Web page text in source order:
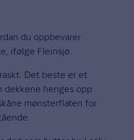
du oppbevarer
ifølge Fleinsjø.
Det beste er et
dekkene henges opp
mønsterflaten for